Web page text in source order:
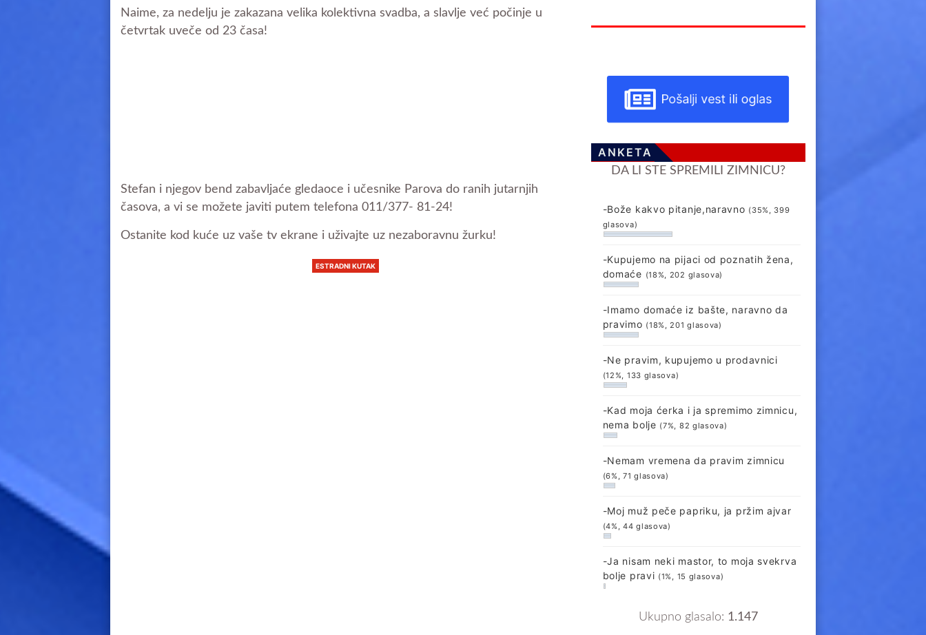
Naime, za nedelju je zakazana velika kolektivna svadba, a slavlje već počinje u
četvrtak uveče od 23 časa!
Stefan i njegov bend zabavljaće gledaoce i učesnike Parova do ranih jutarnjih
časova, a vi se možete javiti putem telefona 011/377- 81-24!
Ostanite kod kuće uz vaše tv ekrane i uživajte uz nezaboravnu žurku!
ESTRADNI KUTAK
Pošalji vest ili oglas
ANKETA
DA LI STE SPREMILI ZIMNICU?
-Bože kakvo pitanje,naravno (35%, 399
glasova)
-Kupujemo na pijaci od poznatih žena,
domaće (18%, 202 glasova)
-Imamo domaće iz bašte, naravno da
pravimo (18%, 201 glasova)
-Ne pravim, kupujemo u prodavnici
(12%, 133 glasova)
-Kad moja ćerka i ja spremimo zimnicu,
nema bolje (7%, 82 glasova)
-Nemam vremena da pravim zimnicu
(6%, 71 glasova)
-Moj muž peče papriku, ja pržim ajvar
(4%, 44 glasova)
-Ja nisam neki mastor, to moja svekrva
bolje pravi (1%, 15 glasova)
Ukupno glasalo: 1.147